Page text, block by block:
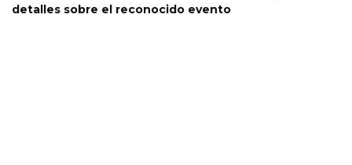
detalles sobre el reconocido evento